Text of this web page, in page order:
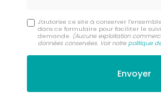
J'autorise ce site à conserver
dans ce formulaire pour faciliter le
demande. (Aucune exploitation
données conservées. Voir notrepolitique